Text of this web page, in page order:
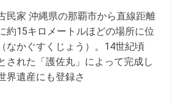
民家 沖縄県の那覇市から直線距離
約15キロメートルほどの場所に位
なかぐすくじょう）。14世紀頃
された「護佐丸」によって完成し
界遺産にも登録さ